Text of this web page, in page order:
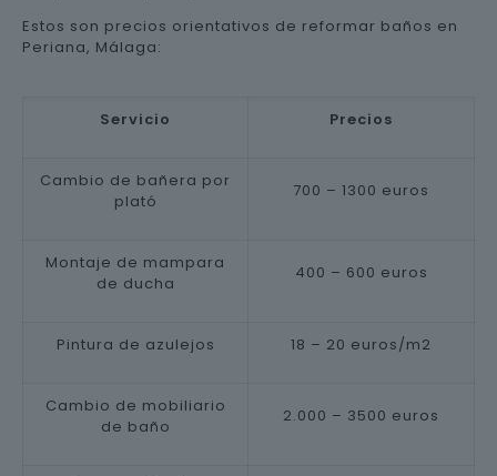
Estos son precios orientativos de reformar baños en
Periana, Málaga:
Servicio Precios
Cambio de bañera por
plató
700 – 1300 euros
Montaje de mampara
de ducha
400 – 600 euros
Pintura de azulejos 18 – 20 euros/m2
Cambio de mobiliario
de baño
2.000 – 3500 euros